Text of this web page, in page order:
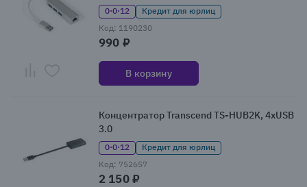
0·0·12
Кредит для юрлиц
Код: 1190230
990 ₽
В корзину
Концентратор Transcend TS-HUB2K, 4xUSB
3.0
0·0·12
Кредит для юрлиц
Код: 752657
2 150 ₽